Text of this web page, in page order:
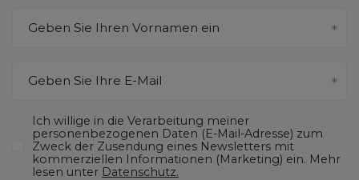
Geben Sie Ihren Vornamen ein
Geben Sie Ihre E-Mail
Ich willige in die Verarbeitung meiner
personenbezogenen Daten (E-Mail-Adresse) zum
Zweck der Zusendung eines Newsletters mit
kommerziellen Informationen (Marketing) ein. Mehr
lesen unter Datenschutz.